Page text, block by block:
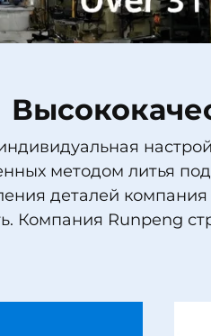
методом литья
деталей
Компания Runpeng